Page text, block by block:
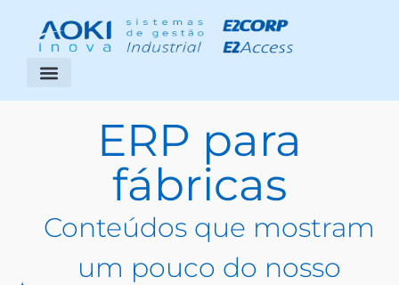
ERP para
fábricas
Conteúdos que mostram
um pouco do nosso